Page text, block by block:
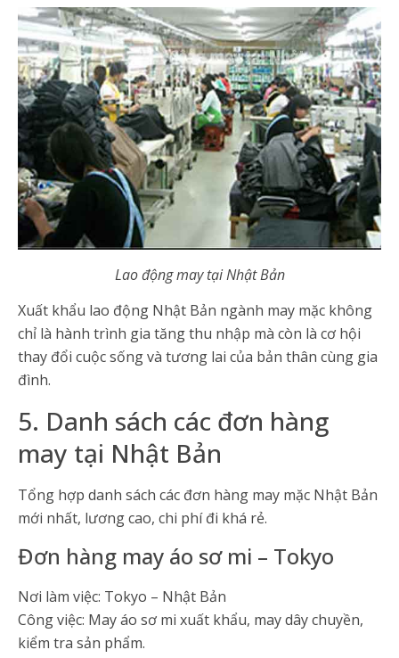
Lao động may tại Nhật Bản
Xuất khẩu lao động Nhật Bản ngành may mặc không
chỉ là hành trình gia tăng thu nhập mà còn là cơ hội
thay đổi cuộc sống và tương lai của bản thân cùng gia
đình.
5. Danh sách các đơn hàng
may tại Nhật Bản
Tổng hợp danh sách các đơn hàng may mặc Nhật Bản
mới nhất, lương cao, chi phí đi khá rẻ.
Đơn hàng may áo sơ mi – Tokyo
Nơi làm việc: Tokyo – Nhật Bản
Công việc: May áo sơ mi xuất khẩu, may dây chuyền,
kiểm tra sản phẩm.